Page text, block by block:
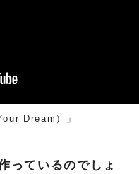
Dream）」
っているのでしょ